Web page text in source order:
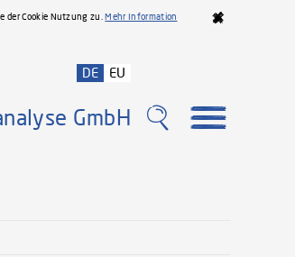
der Cookie Nutzung zu.Mehr Information
GmbH
DE EU